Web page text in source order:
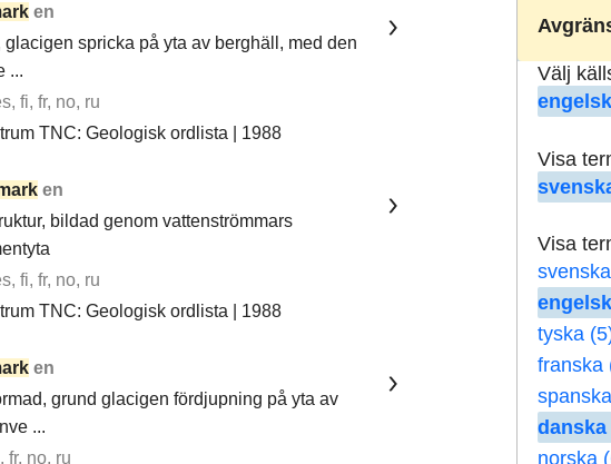
Välj
Visa
Visa
tyska
franska
danska
norska
en
glacigen spricka på yta av berghäll, med den
...
fi, fr, no, ru
TNC: Geologisk ordlista | 1988
en
bildad genom vattenströmmars
fi, fr, no, ru
TNC: Geologisk ordlista | 1988
en
grund glacigen fördjupning på yta av
...
fr, no, ru